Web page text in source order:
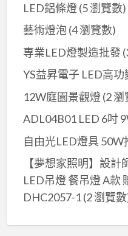
LED鋁條燈(5 瀏覽數)
藝術燈泡(4 瀏覽數)
専業LED燈製造批發
YS益昇電子 LED高
12W庭園景觀燈(2 瀏
ADL04B01 LED 6吋
自由光LED燈具 50W
【夢想家照明】設
LED吊燈 餐吊燈 A款
DHC2057-1(2 瀏覽